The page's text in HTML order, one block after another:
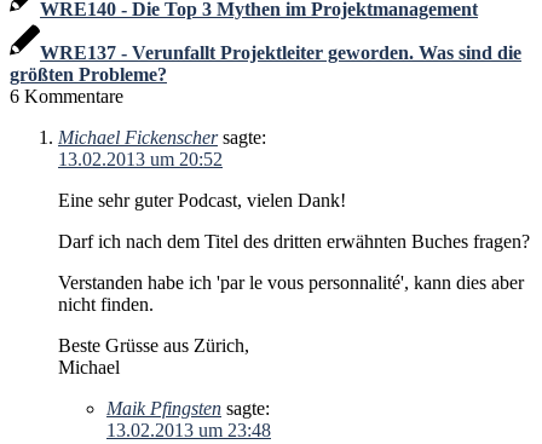
WRE140 - Die Top 3 Mythen im Projektmanagement
WRE137 - Verunfallt Projektleiter geworden. Was sind die
größten Probleme?
6 Kommentare
Michael Fickenscher sagte:
13.02.2013 um 20:52
Eine sehr guter Podcast, vielen Dank!
Darf ich nach dem Titel des dritten erwähnten Buches fragen?
Verstanden habe ich 'par le vous personnalité', kann dies aber
nicht finden.
Beste Grüsse aus Zürich,
Michael
Maik Pfingsten sagte:
13.02.2013 um 23:48